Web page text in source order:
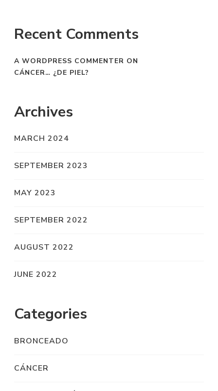
Recent Comments
A WORDPRESS COMMENTER ON
CÁNCER… ¿DE PIEL?
Archives
MARCH 2024
SEPTEMBER 2023
MAY 2023
SEPTEMBER 2022
AUGUST 2022
JUNE 2022
Categories
BRONCEADO
CÁNCER